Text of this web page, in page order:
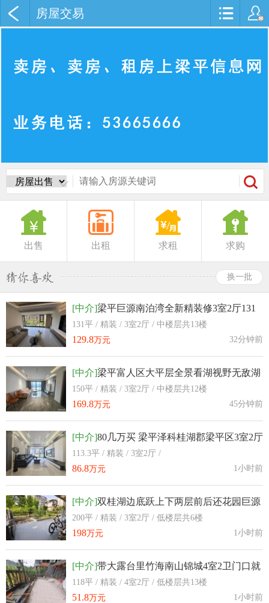
房屋交易
出售 出租 求租 求购
换一批
[中介]梁平巨源南泊湾全新精装修3室2厅131
平米120几万
131平 / 精装 / 3室2厅 / 中楼层共13楼
129.8万元 32分钟前
[中介]梁平富人区大平层全景看湖视野无敌湖
畔壹号3室2厅150平米
150平 / 精装 / 3室2厅 / 中楼层共12楼
169.8万元 45分钟前
[中介]80几万买 梁平泽科桂湖郡梁平区3室2厅
113.3平米
113.3平 / 精装 / 3室2厅 /
86.8万元 1小时前
[中介]双桂湖边底跃上下两层前后还花园巨源
湖畔壹号使用面积200多平
200平 / 精装 / 3室2厅 / 低楼层共6楼
198万元 1小时前
[中介]带大露台里竹海南山锦城4室2卫门口就
是和公园
118平 / 精装 / 4室2厅 / 低楼层共13楼
51.8万元 1小时前